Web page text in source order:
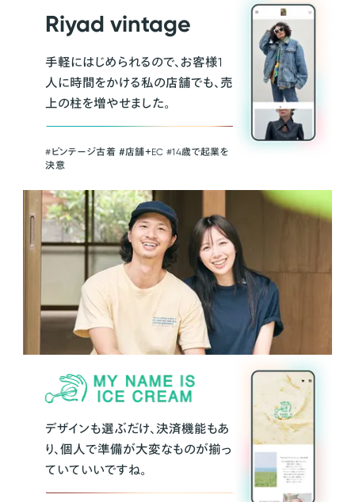
Riyad vintage
手軽にはじめられるので、お客様1
人に時間をかける私の店舗でも、売
上の柱を増やせました。
#ビンテージ古着 ＃店舗＋EC #14歳で起業を
決意
デザインも選ぶだけ、決済機能もあ
り、個人で準備が大変なものが揃っ
ていていいですね。